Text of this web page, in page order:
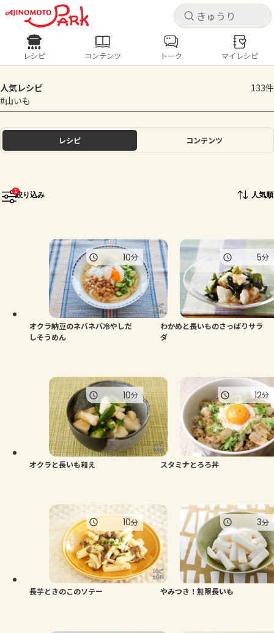
キャ
ログインするとレシピを保存できます
ホーム
トーク
よくあるお問い合わせ
お買い物
キャ
レシピ コンテンツ
人気の食材・レシピ
きゅうり とうもろこし
レシピ コンテンツ トーク マイレシピ
人気レシピ
133件
#山いも
レシピ コンテンツ
1絞り込み 人気順
オクラ納豆のネバネバ冷やしだ
しそうめん
10分
わかめと長いものさっぱりサラ
ダ
5分
オクラと長いも和え
10分
スタミナとろろ丼
12分
長芋ときのこのソテー
10分
やみつき！無限長いも
3分